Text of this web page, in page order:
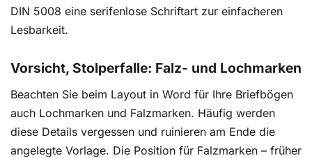
DIN 5008 eine serifenlose Schriftart zur einfacheren
Lesbarkeit.
Vorsicht, Stolperfalle: Falz- und Lochmarken
Beachten Sie beim Layout in Word für Ihre Briefbögen
auch Lochmarken und Falzmarken. Häufig werden
diese Details vergessen und ruinieren am Ende die
angelegte Vorlage. Die Position für Falzmarken – früher